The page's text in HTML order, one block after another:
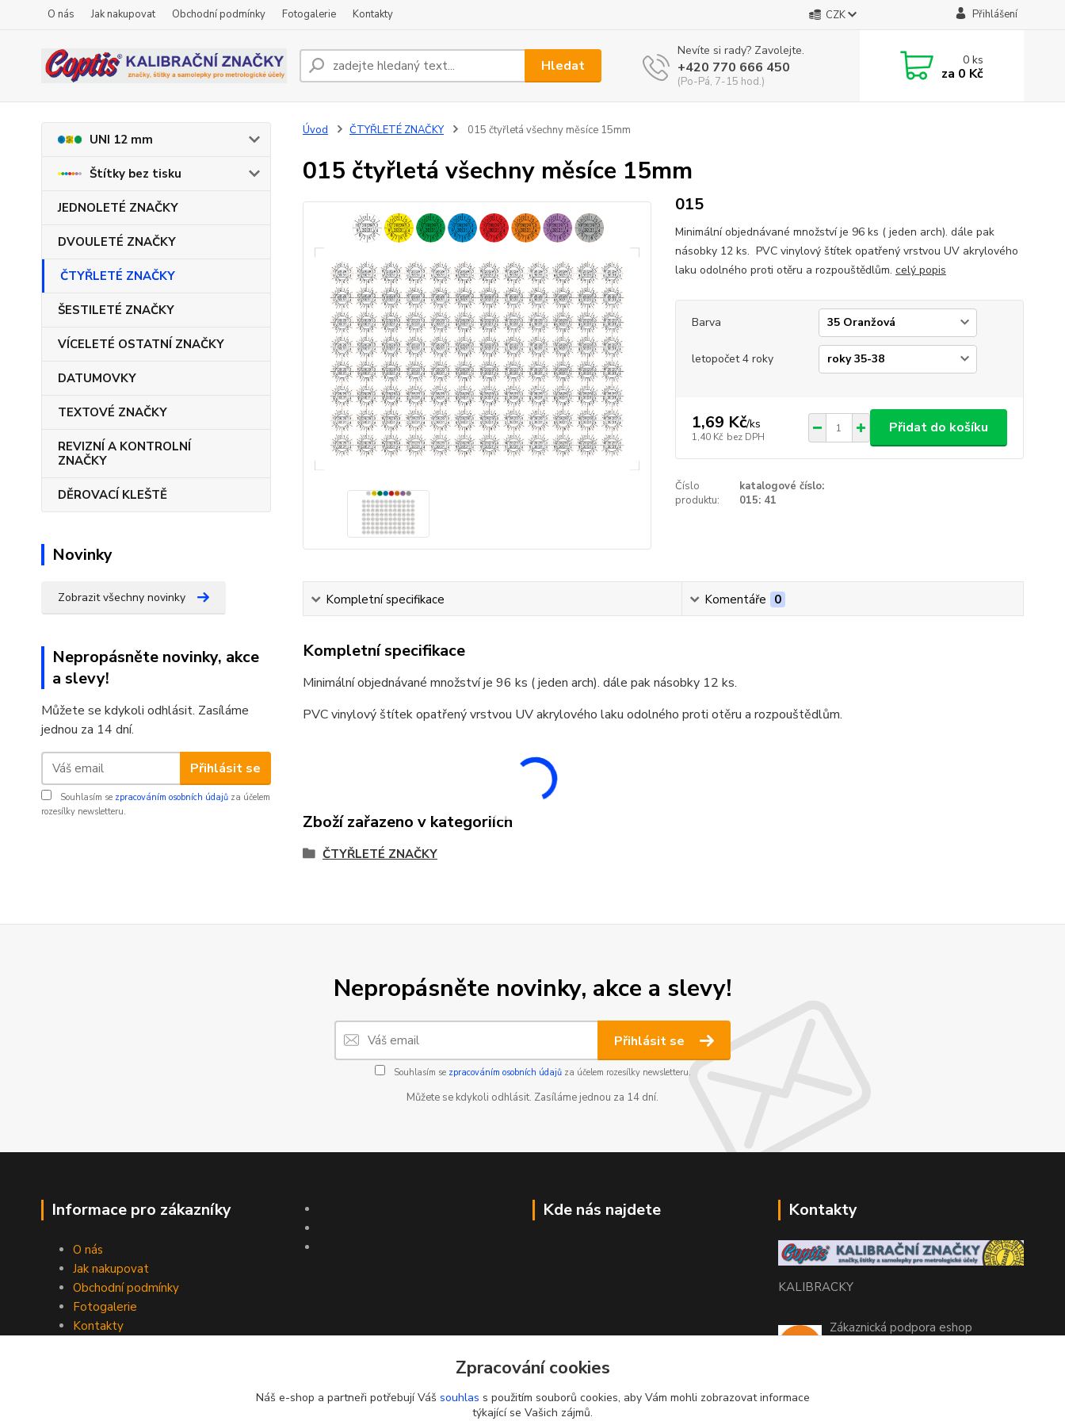
O nás Jak nakupovat Obchodní podmínky Fotogalerie Kontakty CZK Přihlášení
Hledat
Nevíte si rady? Zavolejte.
+420 770 666 450
(Po-Pá, 7-15 hod.)
0ks
za 0 Kč
UNI 12 mm
Štítky bez tisku
JEDNOLETÉ ZNAČKY
DVOULETÉ ZNAČKY
ČTYŘLETÉ ZNAČKY
ŠESTILETÉ ZNAČKY
VÍCELETÉ OSTATNÍ ZNAČKY
DATUMOVKY
TEXTOVÉ ZNAČKY
REVIZNÍ A KONTROLNÍ
ZNAČKY
DĚROVACÍ KLEŠTĚ
Novinky
Zobrazit všechny novinky
Nepropásněte novinky, akce
a slevy!
Můžete se kdykoli odhlásit. Zasíláme
jednou za 14 dní.
Přihlásit se
Souhlasím se zpracováním osobních údajů za účelem
rozesílky newsletteru.
Úvod ČTYŘLETÉ ZNAČKY 015 čtyřletá všechny měsíce 15mm
015 čtyřletá všechny měsíce 15mm
015
Minimální objednávané množství je 96 ks ( jeden arch). dále pak
násobky 12 ks. PVC vinylový štítek opatřený vrstvou UV akrylového
laku odolného proti otěru a rozpouštědlům. celý popis
Barva
letopočet 4 roky
1,69 Kč/ks
1,40 Kč bez DPH
Přidat do košíku
Číslo
produktu:
katalogové číslo:
015: 41
Kompletní specifikace Komentáře 0
Kompletní specifikace
Minimální objednávané množství je 96 ks ( jeden arch). dále pak násobky 12 ks.
PVC vinylový štítek opatřený vrstvou UV akrylového laku odolného proti otěru a rozpouštědlům.
Zboží zařazeno v kategoriích
ČTYŘLETÉ ZNAČKY
Nepropásněte novinky, akce a slevy!
Přihlásit se
Souhlasím se zpracováním osobních údajůza účelem rozesílky newsletteru.
Můžete se kdykoli odhlásit. Zasíláme jednou za 14 dní.
Informace pro zákazníky
O nás
Jak nakupovat
Obchodní podmínky
Fotogalerie
Kontakty
Kde nás najdete Kontakty
KALIBRACKY
Zákaznická podpora eshop
coptis@coptis.cz
Zpracování cookies
Náš e-shop a partneři potřebují Váš souhlas s použitím souborů cookies, aby Vám mohli zobrazovat informace
týkající se Vašich zájmů.